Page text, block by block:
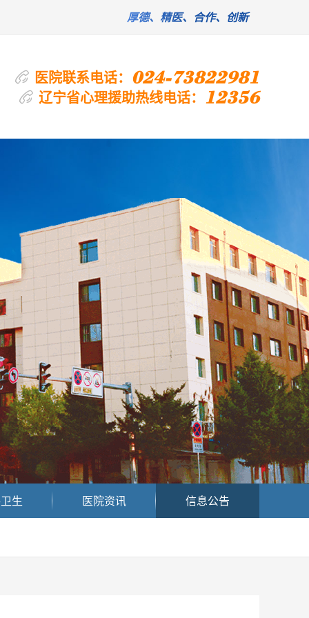
厚德、精医、合作、创新
医院联系电话： 024-73822981
辽宁省心理援助热线电话： 12356
生 医院资讯 信息公告